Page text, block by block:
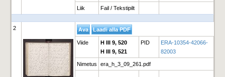
Liik Fail / Tekstipilt
2
Viide
H III 9, 520
H III 9, 521
PID
ERA-10354-42066-
82003
Nimetus era_h_3_09_261.pdf